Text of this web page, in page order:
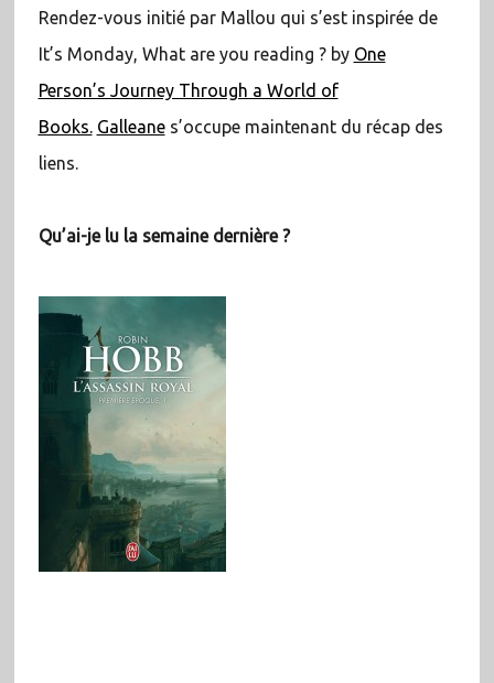
Rendez-vous initié par Mallou qui s’est inspirée de
It’s Monday, What are you reading ? by One
Person’s Journey Through a World of
Books. Galleanes’occupe maintenant du récap des
liens.
Qu’ai-je lu la semaine dernière ?